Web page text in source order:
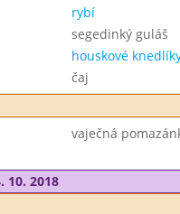
rybí
segedinký guláš
houskové
čaj
vaječná
10. 2018